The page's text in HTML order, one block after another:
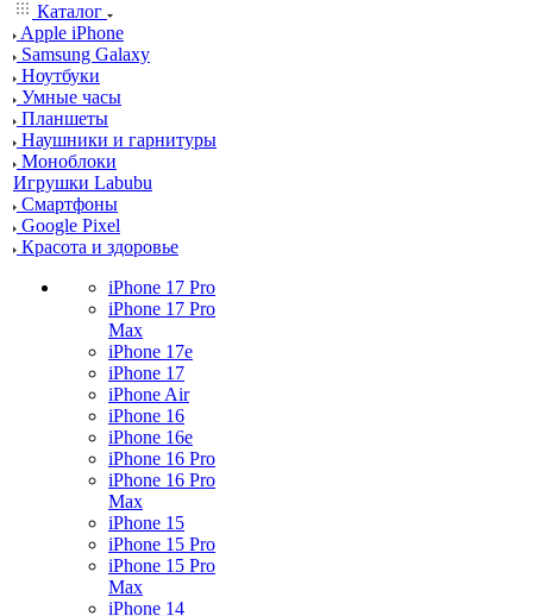
Каталог
Apple iPhone
Samsung Galaxy
Ноутбуки
Умные часы
Планшеты
Наушники и гарнитуры
Моноблоки
Игрушки Labubu
Смартфоны
Google Pixel
Красота и здоровье
iPhone 17 Pro
iPhone 17 Pro
Max
iPhone 17e
iPhone 17
iPhone Air
iPhone 16
iPhone 16e
iPhone 16 Pro
iPhone 16 Pro
Max
iPhone 15
iPhone 15 Pro
iPhone 15 Pro
Max
iPhone 14